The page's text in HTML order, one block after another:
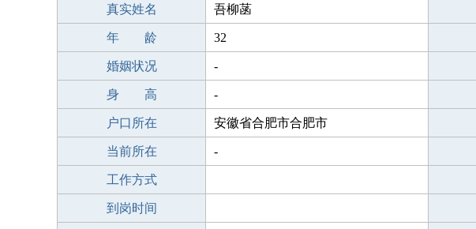
真实姓名 吾柳菡
年 龄 32
婚姻状况 -
身 高 -
户口所在 安徽省合肥市合肥市
当前所在 -
工作方式
到岗时间